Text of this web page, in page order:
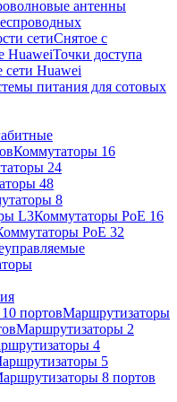
антенны
сетиСнятое с
HuaweiТочки доступа
сети Huawei
питания для сотовых
Коммутаторы 16
24
48
8
L3Коммутаторы PoE 16
PoE 32
портовМаршрутизаторы
Маршрутизаторы 2
4
5
8 портов